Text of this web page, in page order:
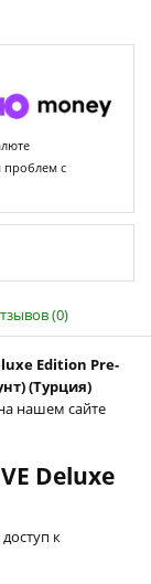
проблем с
(0)
Edition Pre-
(Турция)
нашем сайте
Deluxe
к